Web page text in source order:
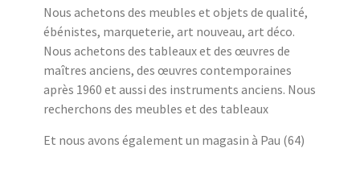
Nous achetons des meubles et objets de qualité,
ébénistes, marqueterie, art nouveau, art déco.
Nous achetons des tableaux et des œuvres de
maîtres anciens, des œuvres contemporaines
après 1960 et aussi des instruments anciens. Nous
recherchons des meubles et des tableaux
Et nous avons également un magasin à Pau (64)